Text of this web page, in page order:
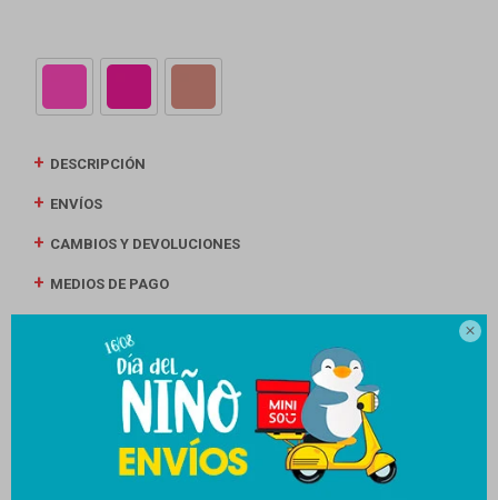

DESCRIPCIÓN
ENVÍOS
CAMBIOS Y DEVOLUCIONES
MEDIOS DE PAGO
Descripción